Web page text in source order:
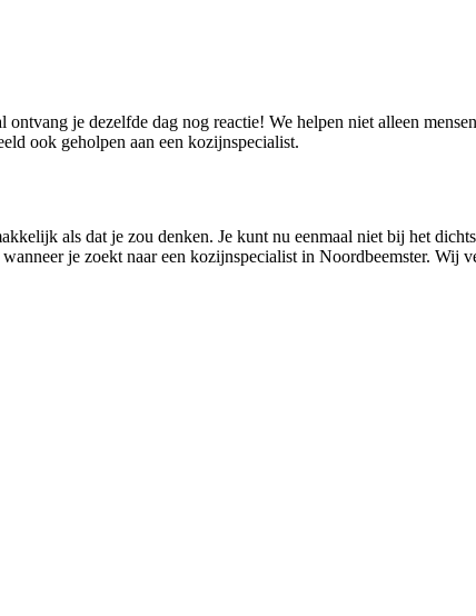
je dezelfde dag nog reactie! We helpen niet alleen
ook geholpen aan een kozijnspecialist.
als dat je zou denken. Je kunt nu eenmaal niet bij het
je zoekt naar een kozijnspecialist in Noordbeemster. Wij